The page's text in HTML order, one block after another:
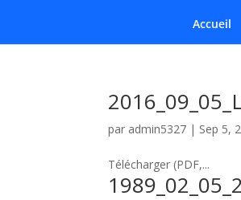
Accueil
par admin5327 | Sep 5,
Télécharger (PDF,...